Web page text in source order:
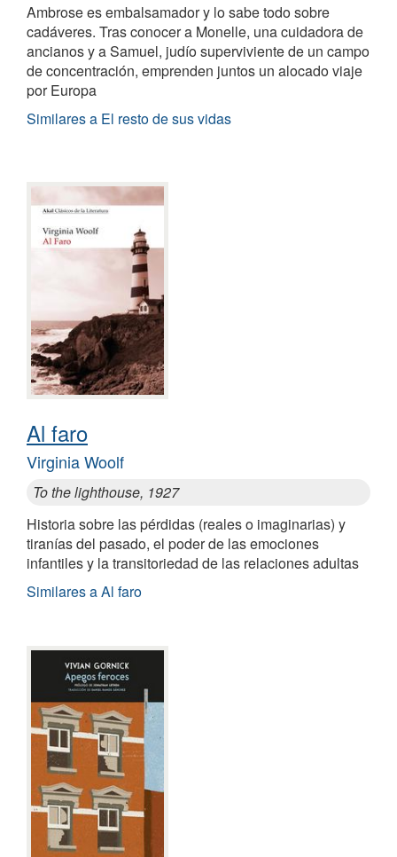
Ambrose es embalsamador y lo sabe todo sobre
cadáveres. Tras conocer a Monelle, una cuidadora de
ancianos y a Samuel, judío superviviente de un campo
de concentración, emprenden juntos un alocado viaje
por Europa
Similares a El resto de sus vidas
Al faro
Virginia Woolf
To the lighthouse, 1927
Historia sobre las pérdidas (reales o imaginarias) y
tiranías del pasado, el poder de las emociones
infantiles y la transitoriedad de las relaciones adultas
Similares a Al faro